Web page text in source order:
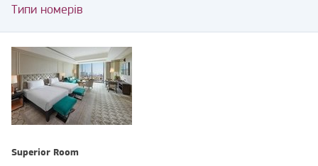
Типи номерів
Superior Room